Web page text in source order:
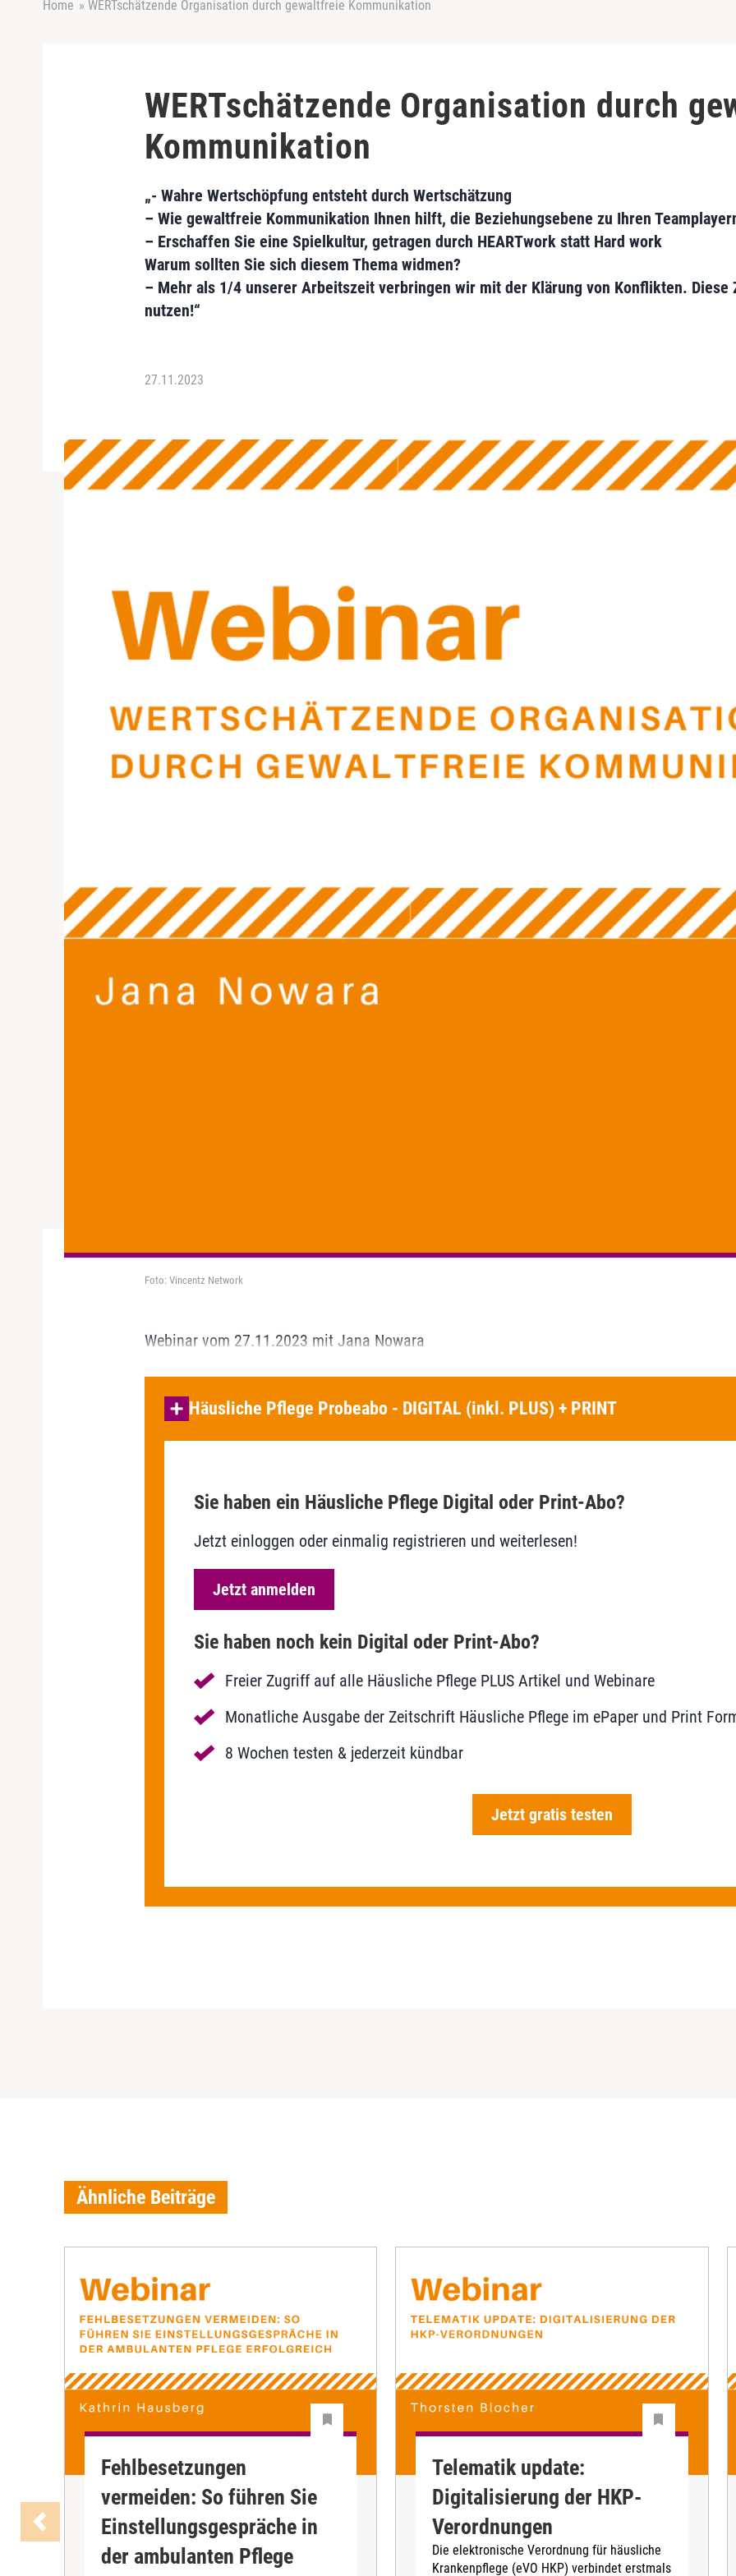
Home » WERTschätzende Organisation durch gewaltfreie Kommunikation
WERTschätzende Organisation durch
Kommunikation
„- Wahre Wertschöpfung entsteht durch Wertschätzung
– Wie gewaltfreie Kommunikation Ihnen hilft, die Beziehungsebene zu Ihren
– Erschaffen Sie eine Spielkultur, getragen durch HEARTwork statt Hard work
Warum sollten Sie sich diesem Thema widmen?
– Mehr als 1/4 unserer Arbeitszeit verbringen wir mit der Klärung von Konflikten. Diese
nutzen!“
27.11.2023
Foto: Vincentz Network
Webinar vom 27.11.2023 mit Jana Nowara
Häusliche Pflege Probeabo - DIGITAL (inkl. PLUS) + PRINT
Sie haben ein Häusliche Pflege Digital oder Print-Abo?
Jetzt einloggen oder einmalig registrieren und weiterlesen!
Jetzt anmelden
Sie haben noch kein Digital oder Print-Abo?
Freier Zugriff auf alle Häusliche Pflege PLUS Artikel und Webinare
Monatliche Ausgabe der Zeitschrift Häusliche Pflege im ePaper und Print
8 Wochen testen & jederzeit kündbar
Jetzt gratis testen
Ähnliche Beiträge
Fehlbesetzungen
vermeiden: So führen Sie
Einstellungsgespräche in
der ambulanten Pflege
Telematik update:
Digitalisierung der HKP-
Verordnungen
Die elektronische Verordnung für häusliche
Krankenpflege (eVO HKP) verbindet erstmals